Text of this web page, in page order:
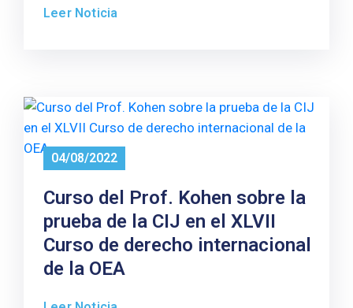
Leer Noticia
04/08/2022
Curso del Prof. Kohen sobre la
prueba de la CIJ en el XLVII
Curso de derecho internacional
de la OEA